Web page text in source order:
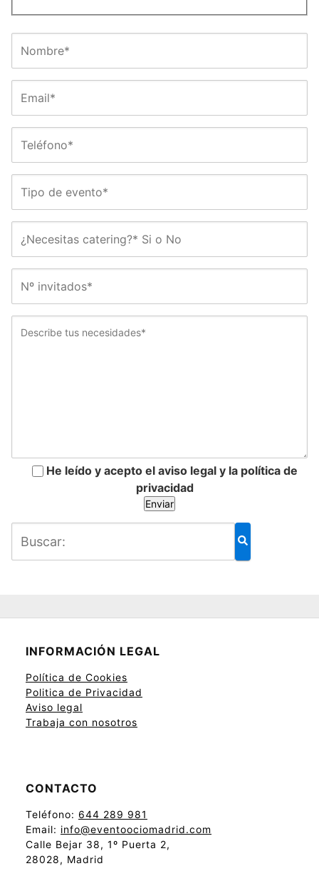
He leído y acepto el aviso legal y la política de
privacidad
INFORMACIÓN LEGAL
Política de Cookies
Politica de Privacidad
Aviso legal
Trabaja con nosotros
CONTACTO
Teléfono: 644 289 981
Email: info@eventoociomadrid.com
Calle Bejar 38, 1º Puerta 2,
28028, Madrid